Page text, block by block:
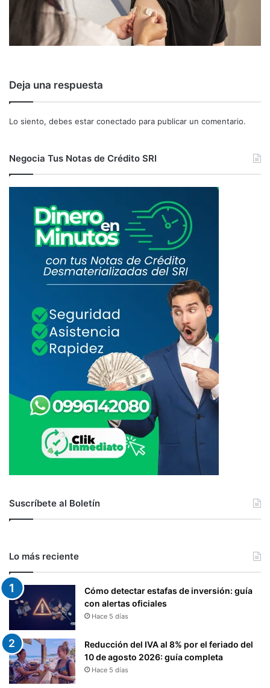
Deja una respuesta
Lo siento, debes estar conectado para publicar un comentario.
Negocia Tus Notas de Crédito SRI
Suscríbete al Boletín
Lo más reciente
Cómo detectar estafas de inversión: guía
con alertas oficiales
Hace 5 días
Reducción del IVA al 8% por el feriado del
10 de agosto 2026: guía completa
Hace 5 días